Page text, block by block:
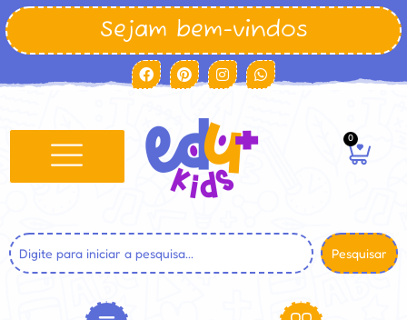
Sejam bem-vindos
0
Pesquisar